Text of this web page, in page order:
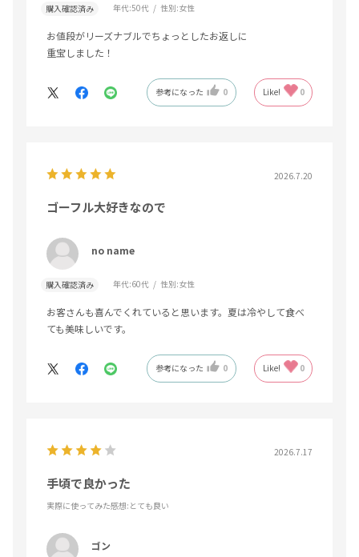
購入確認済み 年代:50代 性別:女性
お値段がリーズナブルでちょっとしたお返しに
重宝しました！
参考になった 0 Like! 0
2026.7.20
ゴーフル大好きなので
no name
購入確認済み 年代:60代 性別:女性
お客さんも喜んでくれていると思います。夏は冷やして食べ
ても美味しいです。
参考になった 0 Like! 0
2026.7.17
手頃で良かった
実際に使ってみた感想:とても良い
ゴン